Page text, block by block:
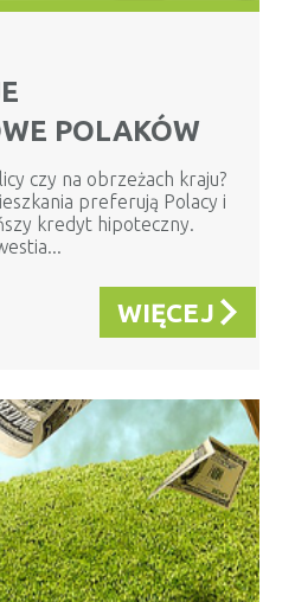
POLAKÓW
czy na obrzeżach kraju?
preferują Polacy i
kredyt hipoteczny.
WIĘCEJ